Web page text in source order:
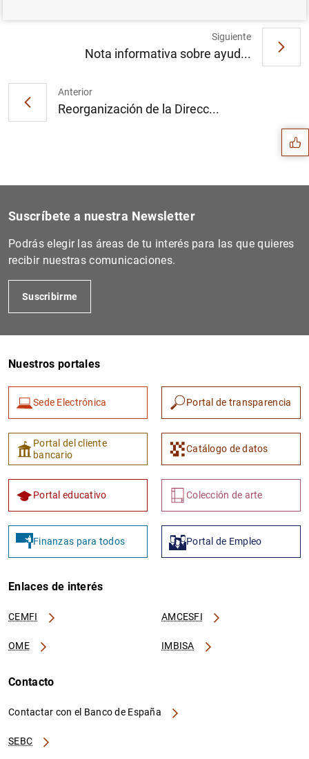
Anterior
Reorganización de la Direcc...
Siguiente
Nota informativa sobre ayud...
Sugerencias
Suscríbete a nuestra Newsletter
Podrás elegir las áreas de tu interés para las que quieres
recibir nuestras comunicaciones.
Suscribirme
Nuestros portales
Sede Electrónica Portal de transparencia
Portal del cliente
bancario
Catálogo de datos
Portal educativo Colección de arte
Finanzas para todos Portal de Empleo
Enlaces de interés
CEMFI AMCESFI
OME IMBISA
Contacto
Contactar con el Banco de España
SEBC